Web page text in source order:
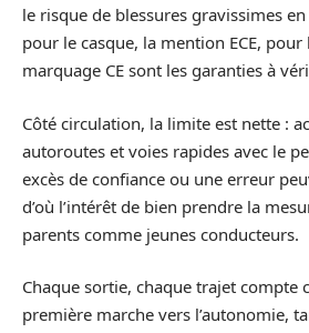
le risque de blessures gravissimes en
pour le casque, la mention ECE, pour
marquage CE sont les garanties à
Côté circulation, la limite est nette :
autoroutes et voies rapides avec le
excès de confiance ou une erreur
d’où l’intérêt de bien prendre la
parents comme jeunes conducteurs.
Chaque sortie, chaque trajet compte
première marche vers l’autonomie,